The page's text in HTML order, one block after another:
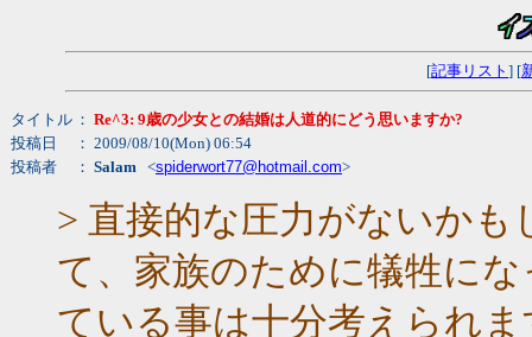
[記事リスト ] [
タイトル ： Re^3: 9歳の少女との結婚は人道的にどう思いますか?
投稿日
： 2009/08/10(Mon) 06:54
投稿者
： Salam <spiderwort77@hotmail.com>
> 直接的な圧力がないか
て、家族のために犠牲に
ている事は十分考えられま